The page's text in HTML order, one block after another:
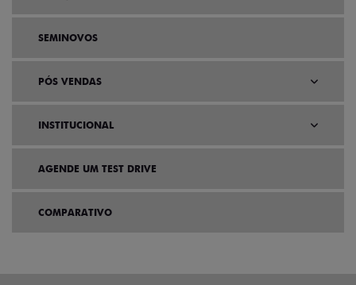
SEMINOVOS
PÓS VENDAS
INSTITUCIONAL
AGENDE UM TEST DRIVE
COMPARATIVO